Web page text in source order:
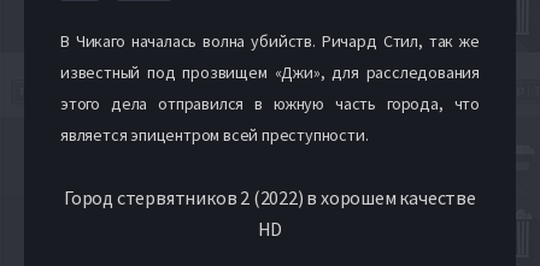
В Чикаго началась волна убийств. Ричард Стил, так же
известный под прозвищем «Джи», для расследования
этого дела отправился в южную часть города, что
является эпицентром всей преступности.
Город стервятников 2 (2022) в хорошем качестве
HD